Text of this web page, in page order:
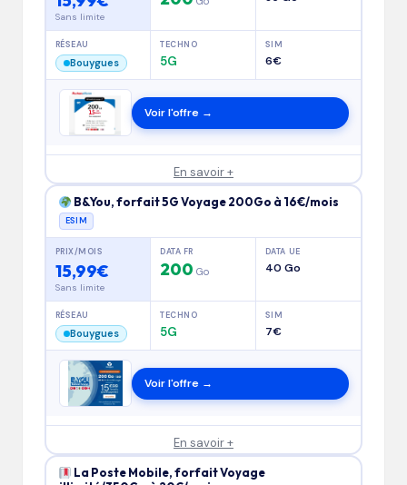
Sans limite
RÉSEAU
Bouygues
TECHNO
5G
SIM
6€
Voir l'offre →
En savoir +
B&You, forfait 5G Voyage 200Go à 16€/mois
ESIM
PRIX/MOIS
15,99€
Sans limite
DATA FR
200 Go
DATA UE
40 Go
RÉSEAU
Bouygues
TECHNO
5G
SIM
7€
Voir l'offre →
En savoir +
La Poste Mobile, forfait Voyage